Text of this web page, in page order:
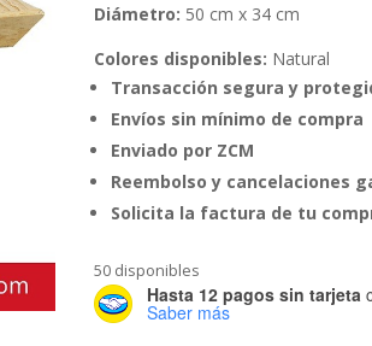
Diámetro: 50 cm x 34 cm
Colores disponibles: Natural
Transacción segura y
Envíos sin mínimo de compra
Enviado por ZCM
Reembolso y cancelaciones
Solicita la factura de tu
50 disponibles
Hasta 12 pagos sin tarjeta
Saber más